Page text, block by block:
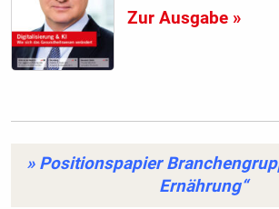
Zur Ausgabe »
» Positionspapier
Ernährung“